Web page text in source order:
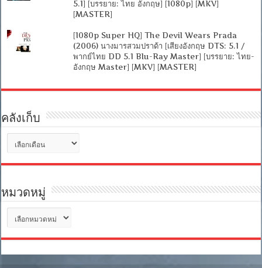
5.1] [บรรยาย: ไทย อังกฤษ] [1080p] [MKV]
[MASTER]
[1080p Super HQ] The Devil Wears Prada
(2006) นางมารสวมปราด้า [เสียงอังกฤษ DTS: 5.1 /
พากย์ไทย DD 5.1 Blu-Ray Master] [บรรยาย: ไทย-
อังกฤษ Master] [MKV] [MASTER]
คลังเก็บ
เก็บ
หมวดหมู่
หมู่